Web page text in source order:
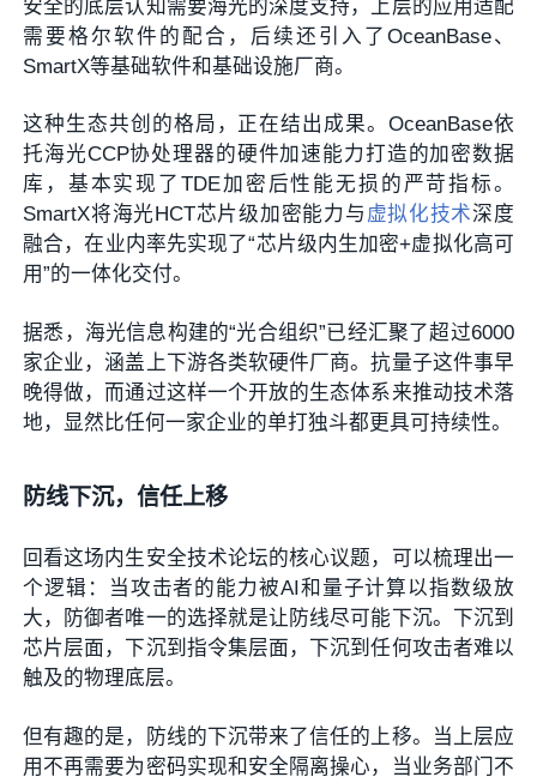
安全的底层认知需要海光的深度支持，上层的应用适配
需要格尔软件的配合，后续还引入了OceanBase、
SmartX等基础软件和基础设施厂商。
这种生态共创的格局，正在结出成果。OceanBase依
托海光CCP协处理器的硬件加速能力打造的加密数据
库，基本实现了TDE加密后性能无损的严苛指标。
SmartX将海光HCT芯片级加密能力与 虚拟化技术深度
融合，在业内率先实现了“芯片级内生加密+虚拟化高可
用”的一体化交付。
据悉，海光信息构建的“光合组织”已经汇聚了超过6000
家企业，涵盖上下游各类软硬件厂商。抗量子这件事早
晚得做，而通过这样一个开放的生态体系来推动技术落
地，显然比任何一家企业的单打独斗都更具可持续性。
防线下沉，信任上移
回看这场内生安全技术论坛的核心议题，可以梳理出一
个逻辑：当攻击者的能力被AI和量子计算以指数级放
大，防御者唯一的选择就是让防线尽可能下沉。下沉到
芯片层面，下沉到指令集层面，下沉到任何攻击者难以
触及的物理底层。
但有趣的是，防线的下沉带来了信任的上移。当上层应
用不再需要为密码实现和安全隔离操心，当业务部门不